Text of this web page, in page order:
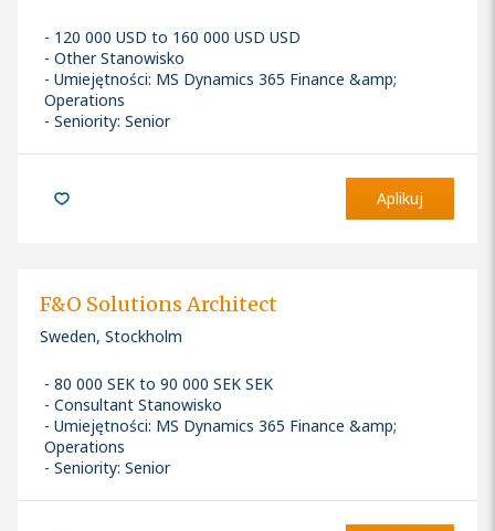
120 000 USD to 160 000 USD USD
Other Stanowisko
Umiejętności: MS Dynamics 365 Finance &amp;
Operations
Seniority: Senior
Aplikuj
F&O Solutions Architect
Sweden, Stockholm
80 000 SEK to 90 000 SEK SEK
Consultant Stanowisko
Umiejętności: MS Dynamics 365 Finance &amp;
Operations
Seniority: Senior